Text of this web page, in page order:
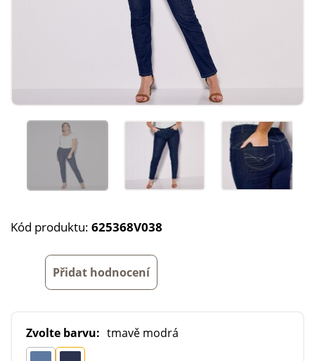
Kód produktu: 625368V038
Přidat hodnocení
Zvolte barvu: tmavě modrá